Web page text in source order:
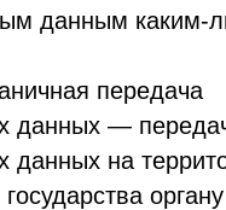
данным каким-
передача
данных —
данных на